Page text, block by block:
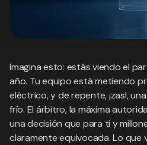
Imagina esto: estás viendo el
año. Tu equipo está metiendo
eléctrico, y de repente, ¡zas!,
frío. El árbitro, la máxima
una decisión que para ti y
claramente equivocada. Lo que